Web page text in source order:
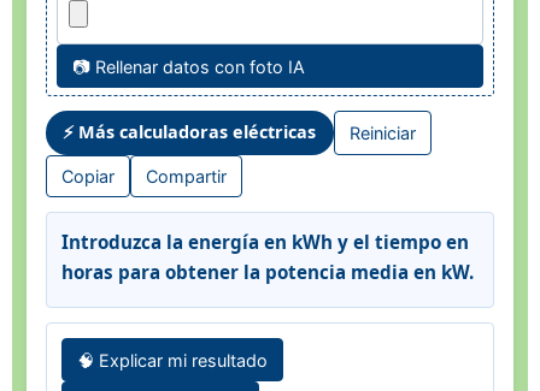
📷 Rellenar datos con foto IA
⚡ Más calculadoras eléctricas Reiniciar
Copiar Compartir
Introduzca la energía en kWh y el tiempo en
horas para obtener la potencia media en kW.
🧠 Explicar mi resultado